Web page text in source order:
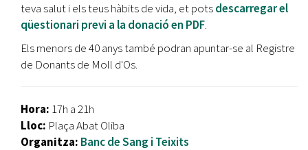
teva salut i els teus hàbits de vida, et potsdescarregar el
qüestionari previ a la donació en PDF.
Els menors de 40 anys també podran apuntar-se al Registre
de Donants de Moll d'Os.
Hora: 17h a 21h
Lloc: Plaça Abat Oliba
Organitza: Banc de Sang i Teixits